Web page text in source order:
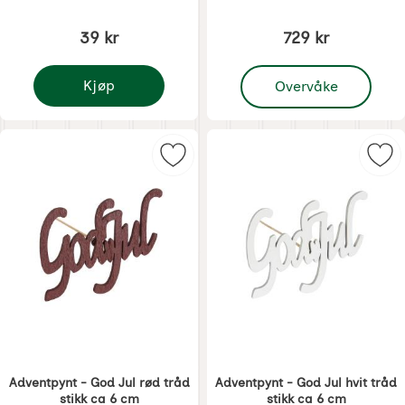
39 kr
Kjøp
Adventpynt - Snømann stikk ca 8 cm
729 kr
Overvåke
, Adventslysestake -
Adventpynt - God Jul rød tråd
stikk ca 6 cm
Merk adventpynt - God Jul rød
Adventpynt - God Jul hvit tråd
stikk ca 6 cm